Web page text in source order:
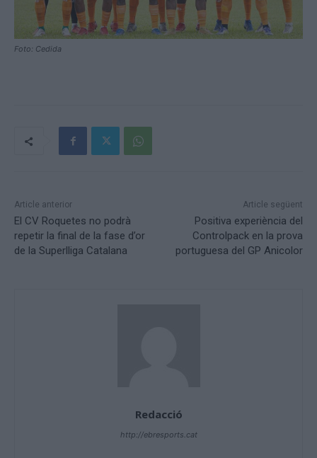
Foto: Cedida
Article anterior
El CV Roquetes no podrà
repetir la final de la fase d’or
de la Superlliga Catalana
Article següent
Positiva experiència del
Controlpack en la prova
portuguesa del GP Anicolor
Redacció
http://ebresports.cat